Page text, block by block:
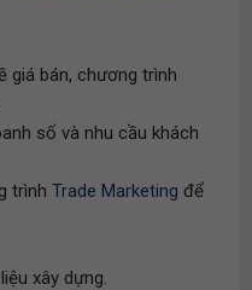
giá bán, chương trình
số và nhu cầu khách
trình Trade Marketing để
xây dựng.